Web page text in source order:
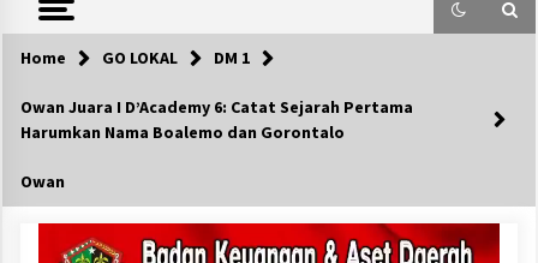
Home GO LOKAL DM 1
Owan Juara I D’Academy 6: Catat Sejarah Pertama
Harumkan Nama Boalemo dan Gorontalo
Owan